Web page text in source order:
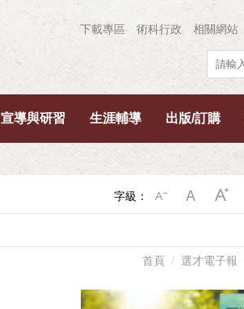
下載專區 術科行政 相關網站
宣導與研習 生涯輔導 出版/訂購
字級：
首頁 選才電子報